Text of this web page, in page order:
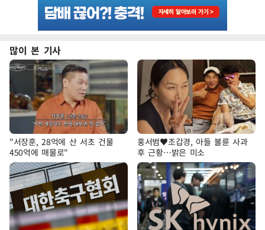
많이 본 기사
"서장훈, 28억에 산 서초 건물
450억에 매물로"
홍서범♥조갑경, 아들 불륜 사과
후 근황…밝은 미소